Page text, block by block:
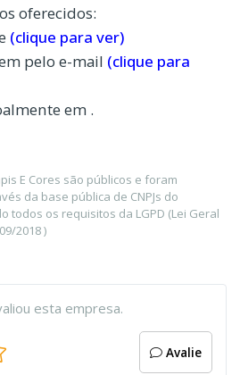
oferecidos:
(clique para ver)
pelo e-mail (clique para
em .
E Cores são públicos e foram
da base pública de CNPJs do
todos os requisitos da LGPD (Lei Geral
2018 )
esta empresa.
Avalie